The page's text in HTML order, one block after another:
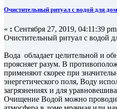
Очистительный ритуал с водой для
« : Сентября 27, 2019, 04:11:39
Очистительный ритуал с водой
Вода обладает целительной и
проясняет разум. В
применяют скорее при
энергетического поля, Воду
загрязнениях и для
Очищение Водой можно